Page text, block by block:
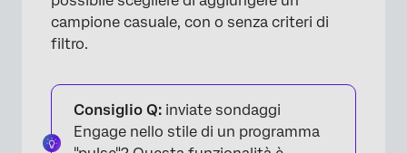
campione casuale, con o senza criteri di
filtro.
Consiglio Q: inviate sondaggi
Engage nello stile di un programma